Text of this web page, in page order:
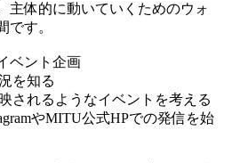
主体的に動いていくためのウォ
です。
ベント企画
を知る
されるようなイベントを考える
やMITU公式HPでの発信を始